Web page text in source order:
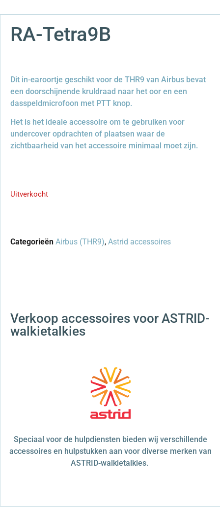
RA-Tetra9B
Dit in-earoortje geschikt voor de THR9 van Airbus bevat
een doorschijnende kruldraad naar het oor en een
dasspeldmicrofoon met PTT knop.
Het is het ideale accessoire om te gebruiken voor
undercover opdrachten of plaatsen waar de
zichtbaarheid van het accessoire minimaal moet zijn.
Uitverkocht
Categorieën Airbus (THR9), Astrid accessoires
Verkoop accessoires voor ASTRID-
walkietalkies
Speciaal voor de hulpdiensten bieden wij verschillende
accessoires en hulpstukken aan voor diverse merken van
ASTRID-walkietalkies.